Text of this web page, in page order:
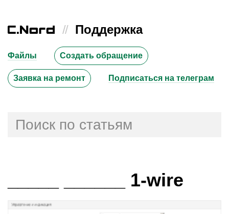
// Поддержка
Файлы Создать обращение
Заявка на ремонт Подписаться на телеграм
_____ ______ 1-wire